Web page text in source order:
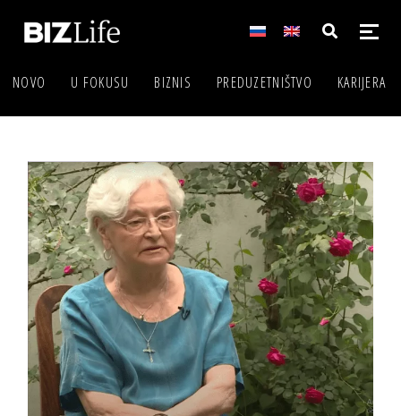
NOVO U FOKUSU BIZNIS PREDUZETNIŠTVO KARIJERA